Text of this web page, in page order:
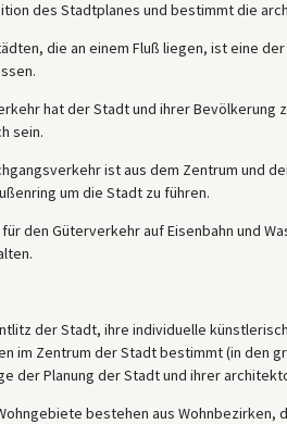
des Stadtplanes und bestimmt die
die an einem Fluß liegen, ist eine
hat der Stadt und ihrer
sein.
ist aus dem Zentrum und
um die Stadt zu führen.
für den Güterverkehr auf Eisenbahn und
der Stadt, ihre individuelle
im Zentrum der Stadt bestimmt (in den
der Planung der Stadt und ihrer
bestehen aus Wohnbezirken,